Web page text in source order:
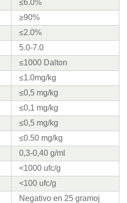
≤6.0%
≥90%
≤2.0%
5.0-7.0
≤1000 Dalton
≤1.0mg/kg
≤0,5 mg/kg
≤0,1 mg/kg
≤0,5 mg/kg
≤0.50 mg/kg
0,3-0,40 g/ml
<1000 ufc/g
<100 ufc/g
Negativo en 25 gramoj